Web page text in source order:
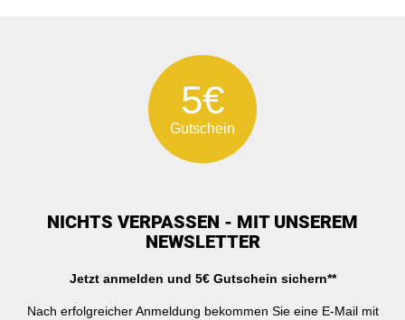
5€
Gutschein
NICHTS VERPASSEN - MIT UNSEREM
NEWSLETTER
Jetzt anmelden und 5€ Gutschein sichern**
Nach erfolgreicher Anmeldung bekommen Sie eine E-Mail mit